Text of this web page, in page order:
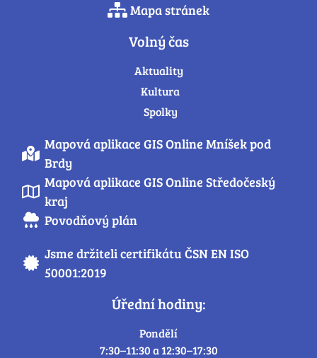
Mapa stránek
Volný čas
Aktuality
Kultura
Spolky
Mapová aplikace GIS Online Mníšek pod
Brdy
Mapová aplikace GIS Online Středočeský
kraj
Povodňový plán
Jsme držiteli certifikátu ČSN EN ISO
50001:2019
Úřední hodiny:
Pondělí
7:30–11:30 a 12:30–17:30